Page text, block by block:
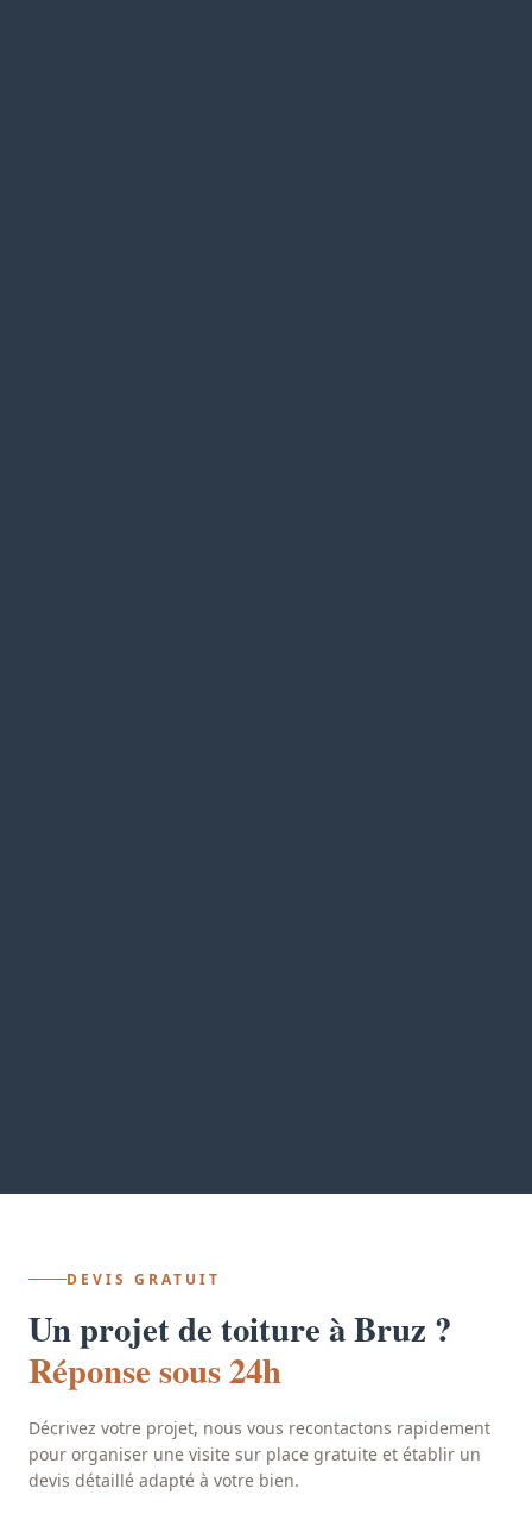
DEVIS GRATUIT
Un projet de toiture à Bruz ?
Réponse sous 24h
Décrivez votre projet, nous vous recontactons rapidement
pour organiser une visite sur place gratuite et établir un
devis détaillé adapté à votre bien.